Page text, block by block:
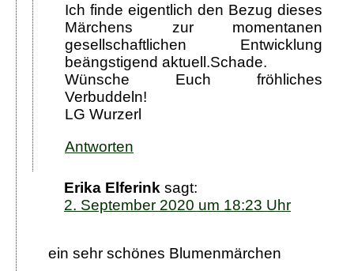
Ich finde eigentlich den Bezug dieses
Märchens zur momentanen
gesellschaftlichen Entwicklung
beängstigend aktuell.Schade.
Wünsche Euch fröhliches
Verbuddeln!
LG Wurzerl
Antworten
Erika Elferink sagt:
2. September 2020 um 18:23 Uhr
ein sehr schönes Blumenmärchen